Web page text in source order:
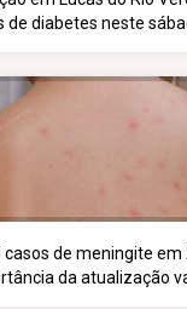
de diabetes neste
casos de meningite
da atualização